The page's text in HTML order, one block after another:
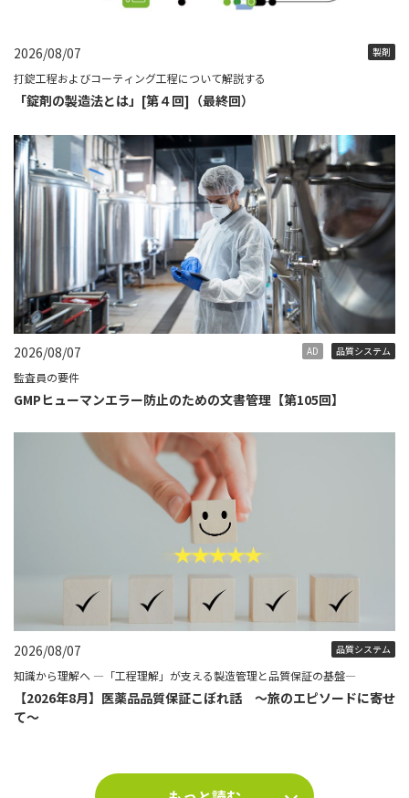
2026/08/07 製剤
打錠工程およびコーティング工程について解説する
「錠剤の製造法とは」[第４回]（最終回）
2026/08/07 AD 品質システム
監査員の要件
GMPヒューマンエラー防止のための文書管理【第105回】
2026/08/07 品質システム
知識から理解へ ―「工程理解」が支える製造管理と品質保証の基盤―
【2026年8月】医薬品品質保証こぼれ話 ～旅のエピソードに寄せ
て～